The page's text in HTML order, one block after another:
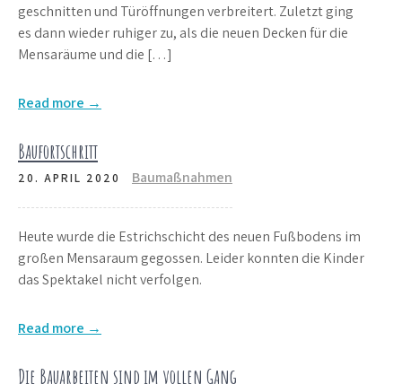
geschnitten und Türöffnungen verbreitert. Zuletzt ging
es dann wieder ruhiger zu, als die neuen Decken für die
Mensaräume und die […]
Read more →
Baufortschritt
20. APRIL 2020 Baumaßnahmen
Heute wurde die Estrichschicht des neuen Fußbodens im
großen Mensaraum gegossen. Leider konnten die Kinder
das Spektakel nicht verfolgen.
Read more →
Die Bauarbeiten sind im vollen Gang